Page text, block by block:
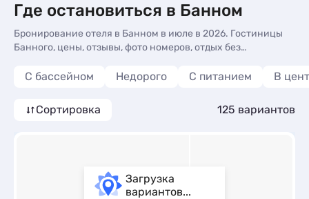
Где остановиться в Банном
Бронирование отеля в Банном в июле в 2026. Гостиницы
Банного, цены, отзывы, фото номеров, отдых без
С бассейном Недорого С питанием В
Сортировка 125 вариантов
Загрузка
вариантов...